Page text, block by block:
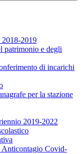
2019
patrimonio e degli
di incarichi
per la stazione
2019-2022
Anticontagio Covid-